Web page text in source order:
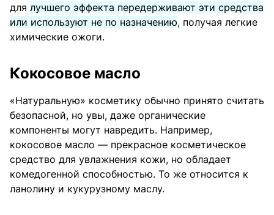
для лучшего эффекта передерживают эти средства
или используют не по назначению, получая легкие
химические ожоги.
Кокосовое масло
«Натуральную» косметику обычно принято считать
безопасной, но увы, даже органические
компоненты могут навредить. Например,
кокосовое масло — прекрасное косметическое
средство для увлажнения кожи, но обладает
комедогенной способностью. То же относится к
ланолину и кукурузному маслу.